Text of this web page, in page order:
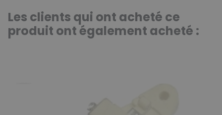
Les clients qui ont acheté ce
produit ont également acheté :